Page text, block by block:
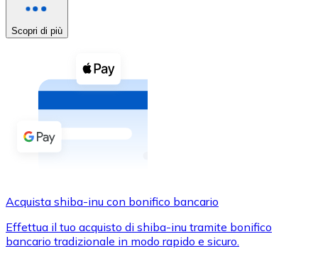
Vedi tutto
Buoni cripto
Acquista criptovalute in contanti e altri mezzi di
Acquista con contanti
Bonifico SEPA
Usa le carte Visa e Mastercard per acquistare
Scopri di più
Acquista shiba-inu con bonifico bancario
Effettua il tuo acquisto di shiba-inu tramite bonifico
bancario tradizionale in modo rapido e sicuro.